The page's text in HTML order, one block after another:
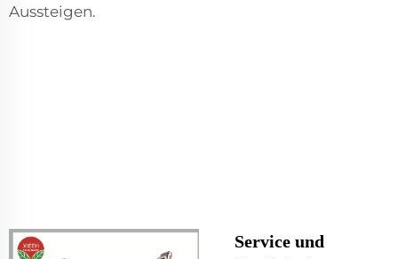
Aussteigen.
Service und